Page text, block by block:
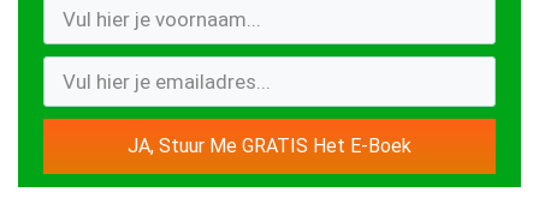
JA, Stuur Me GRATIS Het E-Boek